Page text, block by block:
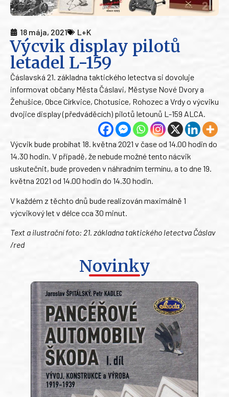
18 mája, 2021 L+K
Výcvik display pilotů
letadel L-159
Čáslavská 21. základna taktického letectva si dovoluje
informovat občany Města Čáslavi, Městyse Nové Dvory a
Žehušice, Obce Církvice, Chotusice, Rohozec a Vrdy o výcviku
dvojice display (předváděcích) pilotů letounů L-159 ALCA.
Výcvik bude probíhat 18. května 2021 v čase od 14.00 hodin do
14.30 hodin. V případě, že nebude možné tento nácvik
uskutečnit, bude proveden v náhradním termínu, a to dne 19.
května 2021 od 14.00 hodin do 14.30 hodin.
V každém z těchto dnů bude realizován maximálně 1
výcvikový let v délce cca 30 minut.
Text a ilustrační foto: 21. základna taktického letectva Čáslav
/red
Novinky